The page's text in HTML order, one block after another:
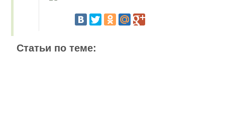
Статьи по теме: